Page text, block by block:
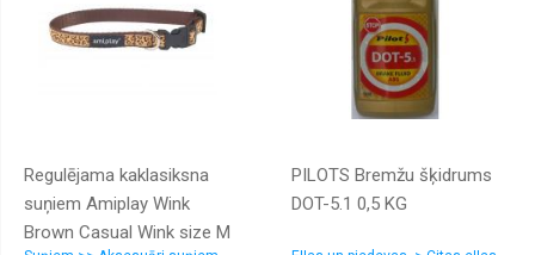
Regulējama kaklasiksna
suņiem Amiplay Wink
Brown Casual Wink size M
PILOTS Bremžu šķidrums
DOT-5.1 0,5 KG